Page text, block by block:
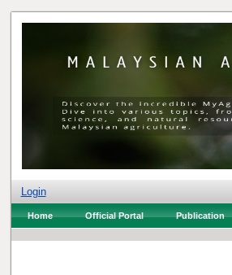
Login
Home Official Portal Publication